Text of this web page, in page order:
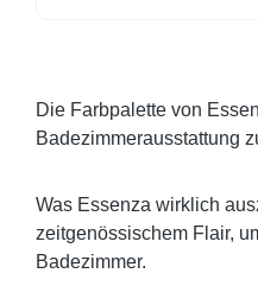
Die Farbpalette von
Badezimmerausstattung
Was Essenza wirklich
zeitgenössischem Flair,
Badezimmer.